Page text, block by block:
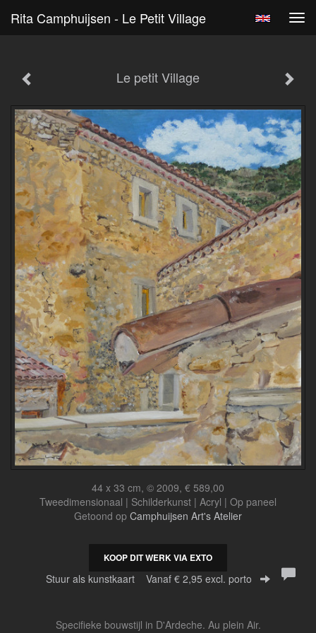
Rita Camphuijsen - Le Petit Village
Le petit Village
44 x 33 cm, © 2009, € 589,00
Tweedimensionaal | Schilderkunst | Acryl | Op paneel
Getoond op Camphuijsen Art's Atelier
KOOP DIT WERK VIA EXTO
Stuur als kunstkaart Vanaf € 2,95 excl. porto
Specifieke bouwstijl in D'Ardeche. Au plein Air.